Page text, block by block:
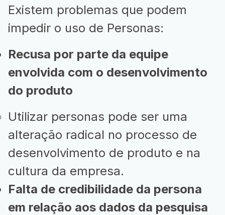
Existem problemas que podem
impedir o uso de Personas:
Recusa por parte da equipe
envolvida com o desenvolvimento
do produto
Utilizar personas pode ser uma
alteração radical no processo de
desenvolvimento de produto e na
cultura da empresa.
Falta de credibilidade da persona
em relação aos dados da pesquisa